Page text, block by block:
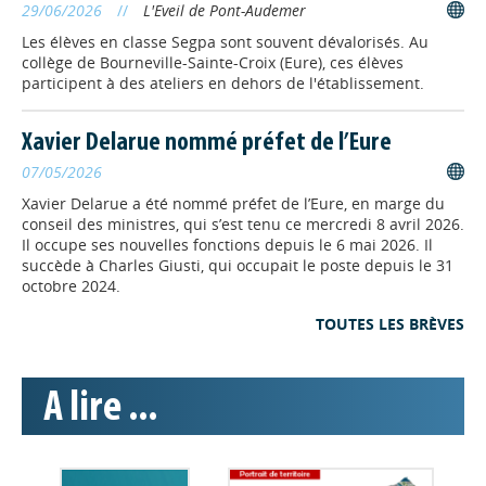
inscrits à France Travail en
Normandie pour le 1er trimestre
2026.
ALTERNANCE// 10/03/2026
Le CFAie va ouvrir un nouveau
pôle mécanique pour 300
apprentis près d'Évreux
Le Centre de formation des apprentis
interconsulaire de l’Eure (CFAie)
nouvelle antenne à Normanville qui
accueillera 300 apprentis en mécanique à partir de 2028.
Enquête auprès des abonnés
à la lettre Profil d'info
29/06/2026 //
L'Eveil de Pont-Audemer
Les élèves en classe Segpa sont souvent dévalorisés. Au
collège de Bourneville-Sainte-Croix (Eure), ces élèves
participent à des ateliers en dehors de l'établissement.
Xavier Delarue nommé préfet de l’Eure
07/05/2026
Xavier Delarue a été nommé préfet de l’Eure, en marge du
conseil des ministres, qui s’est tenu ce mercredi 8 avril 2026.
Il occupe ses nouvelles fonctions depuis le 6 mai 2026. Il
succède à Charles Giusti, qui occupait le poste depuis le 31
octobre 2024.
TOUTES LES BRÈVES
A lire ...